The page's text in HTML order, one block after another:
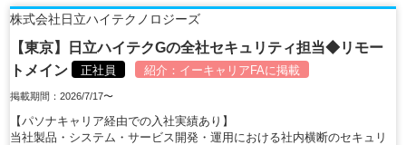
株式会社日立ハイテクノロジーズ
【東京】日立ハイテクGの全社セキュリティ担当◆リモー
トメイン
正社員 紹介： イーキャリアFAに掲載
掲載期間：2026/7/17〜
【パソナキャリア経由での入社実績あり】
当社製品・システム・サービス開発・運用における社内横断のセキュリ